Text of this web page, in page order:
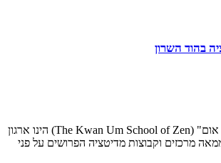
בהוד השרון
בית הספר לזן – "קואן אום" (The Kwan Um School of Zen) הינו ארגון
מרכזים וקבוצות מדיטציה הפרושים על פני